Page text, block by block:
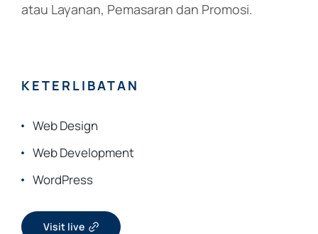
atau Layanan, Pemasaran dan Promosi.
KETERLIBATAN
Web Design
Web Development
WordPress
Visit live